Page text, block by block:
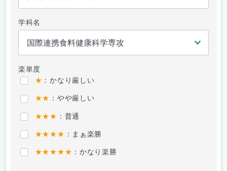
学科名
楽単度
★ ：かなり厳しい
★★ ：やや厳しい
★★★ ：普通
★★★★ ：まぁ楽勝
★★★★★ ：かなり楽勝